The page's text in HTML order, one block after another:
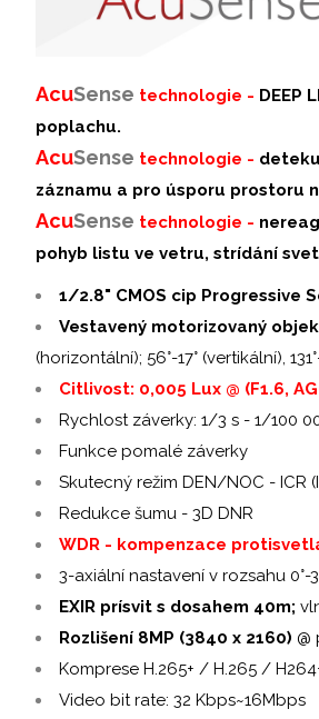
AcuSense technologie - DEEP
poplachu.
AcuSense technologie -
záznamu a pro úsporu prostoru
AcuSense technologie -
pohyb listu ve vetru, strídání
1/2.8" CMOS cip Progressive
Vestavený motorizovaný
(horizontální); 56°-17° (vertikální),
Citlivost: 0,005 Lux @ (F1.6,
Rychlost záverky: 1/3 s - 1/100
Funkce pomalé záverky
Skutecný režim DEN/NOC - ICR
Redukce šumu - 3D DNR
WDR - kompenzace
3-axiální nastavení v rozsahu 0°-
EXIR prísvit s dosahem 40m;
Rozlišení 8MP (3840 x 2160) @
Komprese H.265+ / H.265 /
Video bit rate: 32 Kbps~16Mbps